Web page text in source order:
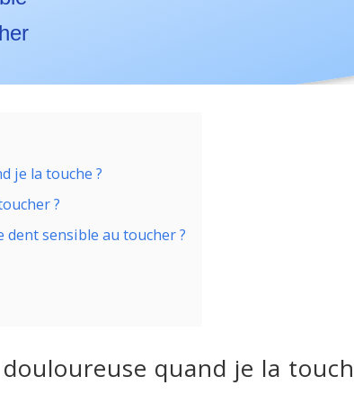
je la touche ?
?
sensible au toucher ?
quand je la